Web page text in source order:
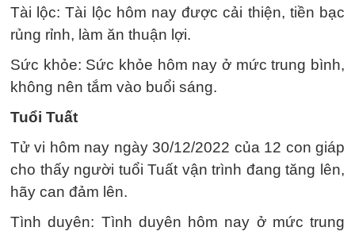
Tài lộc: Tài lộc hôm nay được cải thiện, tiền bạc
rủng rỉnh, làm ăn thuận lợi.
Sức khỏe: Sức khỏe hôm nay ở mức trung bình,
không nên tắm vào buổi sáng.
Tuổi Tuất
Tử vi hôm nay ngày 30/12/2022 của 12 con giáp
cho thấy người tuổi Tuất vận trình đang tăng lên,
hãy can đảm lên.
Tình duyên: Tình duyên hôm nay ở mức trung